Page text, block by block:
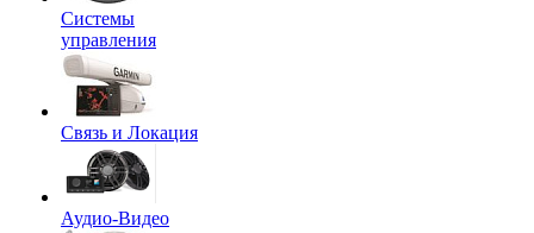
Системы
управления
Связь и Локация
Аудио-Видео